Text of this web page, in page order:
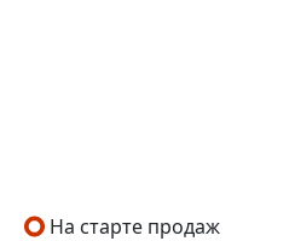
На старте продаж